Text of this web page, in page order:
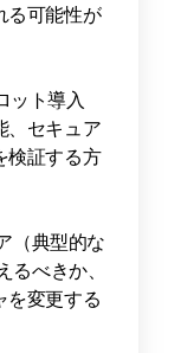
る可能性が
ット導入
、セキュア
検証する方
（典型的な
べきか、
を変更する